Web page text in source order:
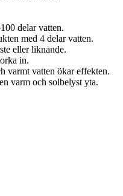
delar vatten.
med 4 delar vatten.
eller liknande.
in.
varmt vatten ökar effekten.
varm och solbelyst yta.